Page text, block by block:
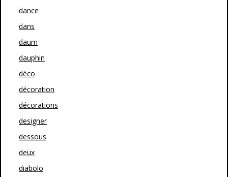
dance
dans
daum
dauphin
déco
décoration
décorations
designer
dessous
deux
diabolo